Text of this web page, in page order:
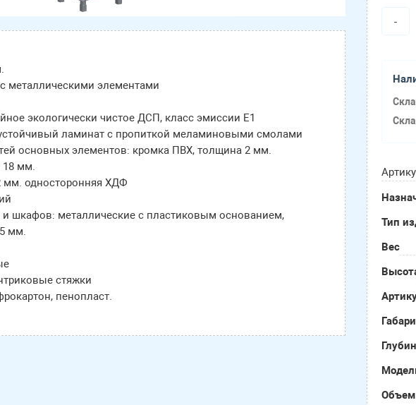
металлическими элементами
экологически чистое ДСП, класс эмиссии Е1
ламинат с пропиткой меламиновыми смолами
основных элементов: кромка ПВХ, толщина 2 мм.
18 мм.
мм. односторонняя ХДФ
и шкафов: металлические с пластиковым основанием,
мм.
стяжки
пенопласт.
-
Тип
Вес
Объем